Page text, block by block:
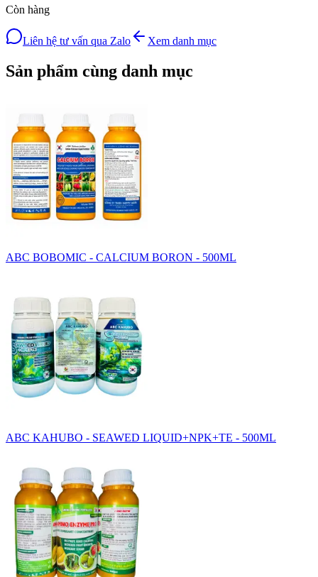
Còn hàng
Liên hệ tư vấn qua Zalo Xem danh mục
Sản phẩm cùng danh mục
ABC BOBOMIC - CALCIUM BORON - 500ML
ABC KAHUBO - SEAWED LIQUID+NPK+TE - 500ML